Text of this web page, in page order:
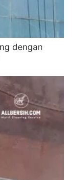
dengan